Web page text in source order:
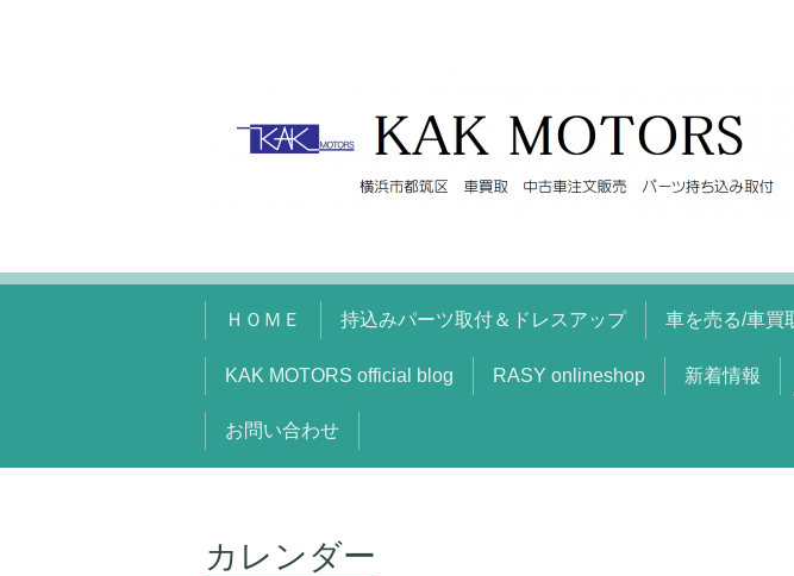
ＨＯＭＥ 持込みパーツ取付＆ドレスアップ 車を売る/車買
KAK MOTORS official blog RASY onlineshop 新着情報
お問い合わせ
カレンダー